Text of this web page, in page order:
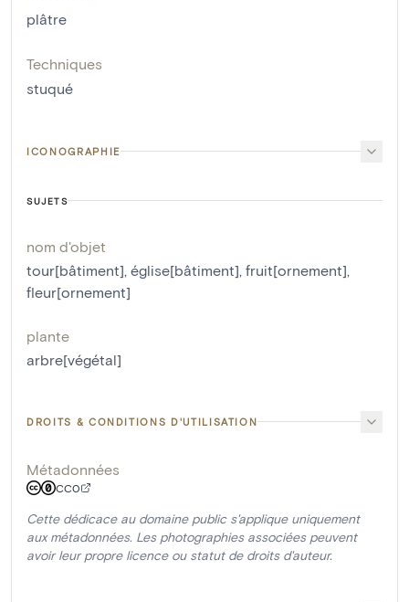
plâtre
Techniques
stuqué
ICONOGRAPHIE
SUJETS
nom d'objet
tour[bâtiment], église[bâtiment], fruit[ornement],
fleur[ornement]
plante
arbre[végétal]
DROITS & CONDITIONS D'UTILISATION
Métadonnées
CC0
Cette dédicace au domaine public s'applique uniquement
aux métadonnées. Les photographies associées peuvent
avoir leur propre licence ou statut de droits d'auteur.